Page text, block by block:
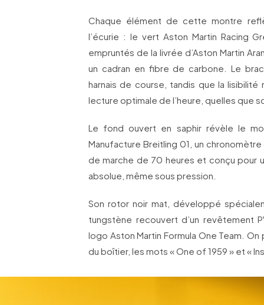
Chaque élément de cette montre
l’écurie : le vert Aston Martin Racing
empruntés de la livrée d’Aston Martin
un cadran en fibre de carbone. Le
harnais de course, tandis que la
lecture optimale de l’heure, quelles que
Le fond ouvert en saphir révèle le
Manufacture Breitling 01, un
de marche de 70 heures et conçu pour
absolue, même sous pression.
Son rotor noir mat, développé
tungstène recouvert d’un revêtement
logo Aston Martin Formula One Team.
du boîtier, les mots « One of 1959 » et «